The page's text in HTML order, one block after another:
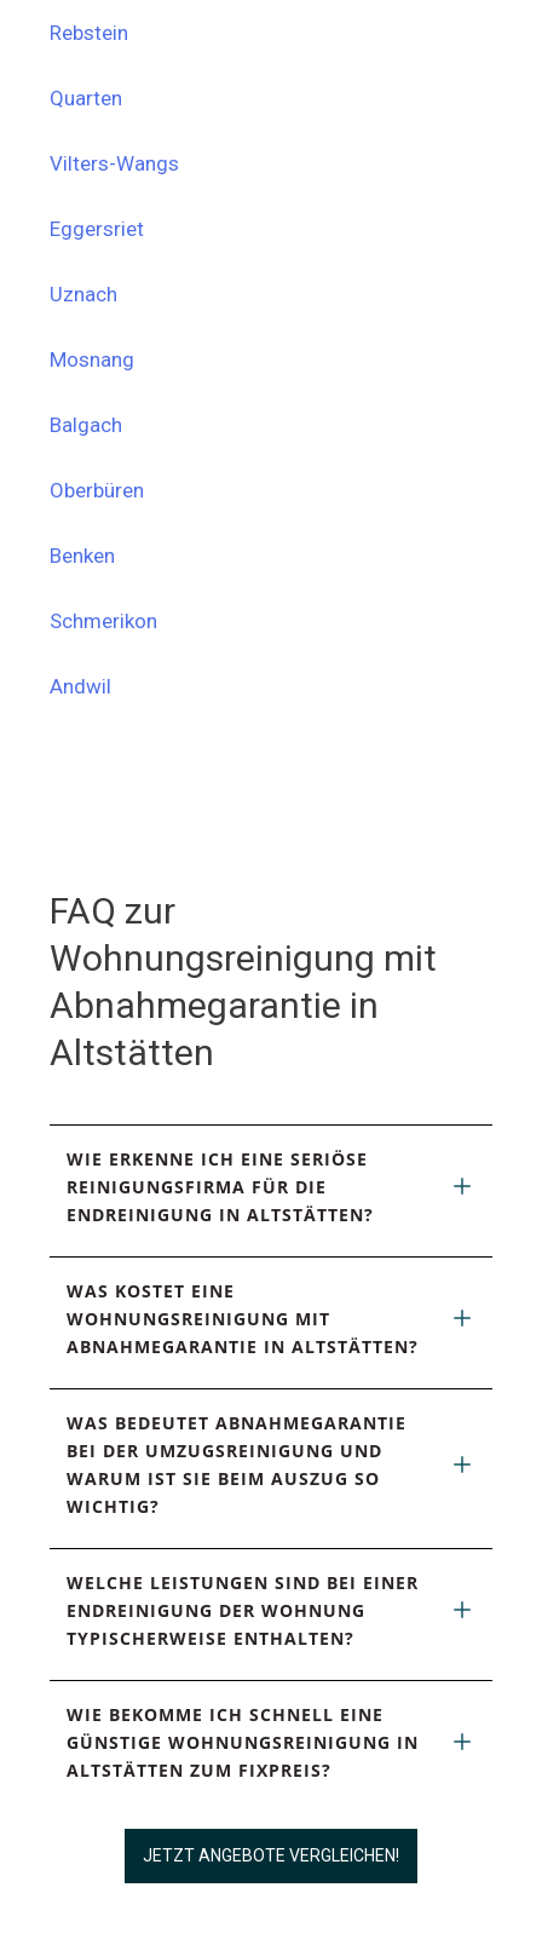
Rebstein
Quarten
Vilters-Wangs
Eggersriet
Uznach
Mosnang
Balgach
Oberbüren
Benken
Schmerikon
Andwil
FAQ zur
Wohnungsreinigung mit
Abnahmegarantie in
Altstätten
WIE ERKENNE ICH EINE SERIÖSE
REINIGUNGSFIRMA FÜR DIE
ENDREINIGUNG IN ALTSTÄTTEN?
WAS KOSTET EINE
WOHNUNGSREINIGUNG MIT
ABNAHMEGARANTIE IN ALTSTÄTTEN?
WAS BEDEUTET ABNAHMEGARANTIE
BEI DER UMZUGSREINIGUNG UND
WARUM IST SIE BEIM AUSZUG SO
WICHTIG?
WELCHE LEISTUNGEN SIND BEI EINER
ENDREINIGUNG DER WOHNUNG
TYPISCHERWEISE ENTHALTEN?
WIE BEKOMME ICH SCHNELL EINE
GÜNSTIGE WOHNUNGSREINIGUNG IN
ALTSTÄTTEN ZUM FIXPREIS?
JETZT ANGEBOTE VERGLEICHEN!